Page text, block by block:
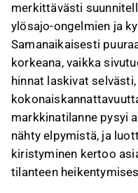
merkittävästi
ylösajo-ongelmien ja
Samanaikaisesti
korkeana, vaikka
hinnat laskivat
markkinatilanne pysyi
nähty elpymistä, ja
kiristyminen kertoo
tilanteen